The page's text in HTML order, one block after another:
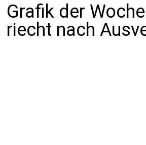
Grafik der
riecht nach